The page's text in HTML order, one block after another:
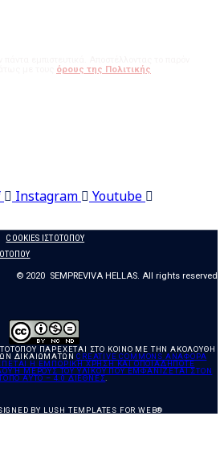
όρους της Πολιτικής
Instagram Youtube
COOKIES ΙΣΤΟΤΟΠΟΥ
© 2020 SEMPREVIVA HELLAS. All rights reserved
ΠΑΡΈΧΕΤΑΙ ΣΤΟ ΚΟΙΝΌ ΜΕ ΤΗΝ ΑΚΌΛΟΥΘΗ
ΔΙΚΑΙΩΜΆΤΩΝCREATIVE COMMONS ΑΝΑΦΟΡΆ
Η ΕΜΠΟΡΙΚΉ ΧΡΉΣΗ ΚΑΙ ΟΠΟΙΑΔΉΠΟΤΕ
Ή ΜΈΡΟΥΣ ΤΟΥ ΥΛΙΚΟΎ ΠΟΥ ΕΜΦΑΝΊΖΕΤΑΙ ΣΤΟΝ Ι
ΑΥΤΌ – 4.0 ΔΙΕΘΝΈΣ
.
BY LUSH TEMPLATES FOR WEB®